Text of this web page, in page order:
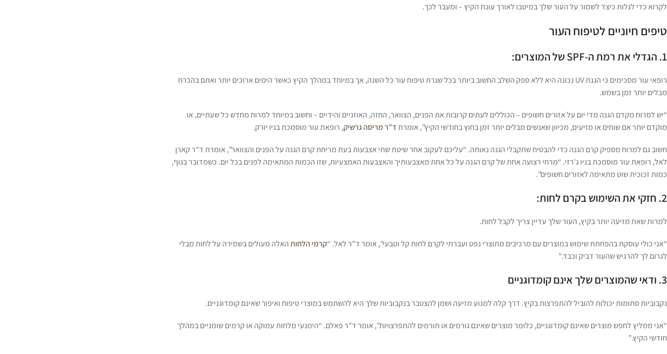
לקרוא כדי לגלות כיצד לשמור על העור שלך במיטבו לאורך עונת הקיץ – ומעבר לכך.
טיפים חיוניים לטיפוח העור
1. הגדלי את רמת ה-SPF של המוצרים:
רופאי עור מסכימים כי הגנת UV נכונה היא ללא ספק השלב החשוב ביותר בכל שגרת טיפוח עור כל השנה, אך במיוחד במהלך הקיץ כאשר הימים ארוכים יותר ואתם בהכרח
מבלים יותר זמן בשמש.
“יש למרוח מקדם הגנה מדי יום על אזורים חשופים – הכוללים לעתים קרובות את הפנים, הצוואר, החזה, האוזניים והידיים – וחשוב במיוחד למרוח מחדש כל שעתיים, או
מוקדם יותר אם שוחים או מזיעים, מכיוון שאנשים מבלים יותר זמן בחוץ בחודשי הקיץ”, אומרתד”ר מריסה גרשיק, רופאת עור מוסמכת בניו יורק.
חשוב גם למרוח מספיק קרם הגנה כדי להבטיח שתקבלי הגנה נאותה. “עליכם לעקוב אחר שיטת שתי אצבעות בעת מריחת קרם הגנה על הפנים והצוואר”, אומרת ד”ר קארן
לאל, רופאת עור מוסמכת בניו ג’רזי. “מרחי רצועה אחת של קרם הגנה על כל אחת מאצבעותיך והאצבעות האמצעיות, שזו הכמות המתאימה לפנים בכל יום. כשמדובר בגוף,
כמות זכוכית שוט מתאימה לאזורים חשופים”.
2. חזקי את השימוש בקרם לחות:
למרות שאת מזיעה יותר בקיץ, העור שלך עדיין צריך לקבל לחות.
“אני כולי עוסקת בהפחתת שימוש במוצרים עם מרכיבים מתוצרי נפט ועברתי לקרם לחות קל וטבעי”, אומר ד”ר לאל. “קרמי הלחותהאלה מעולים בשמירה על לחות מבלי
לגרום לך להרגיש שהעור דביק וכבד.”
3. ודאי שהמוצרים שלך אינם קומדוגניים
נקבוביות סתומות יכולות להוביל להתפרצות בקיץ. דרך קלה למנוע מזיעה ושמן להצטבר בנקבוביות שלך היא להשתמש במוצרי טיפוח ואיפור שאינם קומדוגניים.
“אני ממליץ לחפש מוצרים שאינם קומדוגניים, כלומר מוצרים שאינם גורמים או תורמים להתפרצויות”, אומר ד”ר פאלם. “הימנעי מלחות עמוקה או קרמים שומניים במהלך
חודשי הקיץ.”